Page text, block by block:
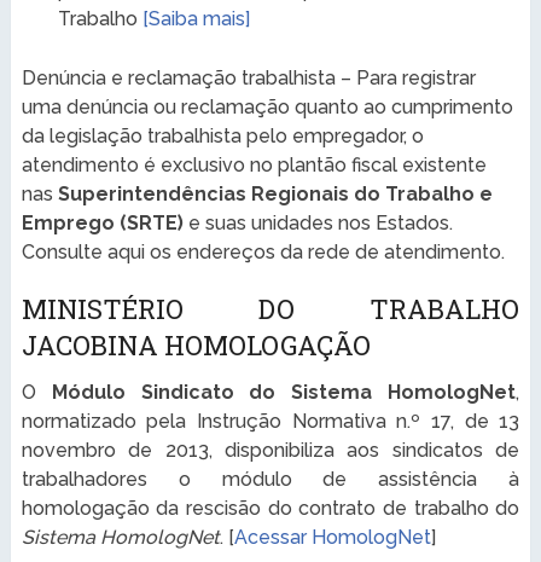
Trabalho [Saiba mais]
Denúncia e reclamação trabalhista – Para registrar
uma denúncia ou reclamação quanto ao cumprimento
da legislação trabalhista pelo empregador, o
atendimento é exclusivo no plantão fiscal existente
nas Superintendências Regionais do Trabalho e
Emprego (SRTE)e suas unidades nos Estados.
Consulte aqui os endereços da rede de atendimento.
MINISTÉRIO DO TRABALHO
JACOBINA HOMOLOGAÇÃO
O Módulo Sindicato do Sistema HomologNet,
normatizado pela Instrução Normativa n.º 17, de 13
novembro de 2013, disponibiliza aos sindicatos de
trabalhadores o módulo de assistência à
homologação da rescisão do contrato de trabalho do
Sistema HomologNet. [Acessar HomologNet]